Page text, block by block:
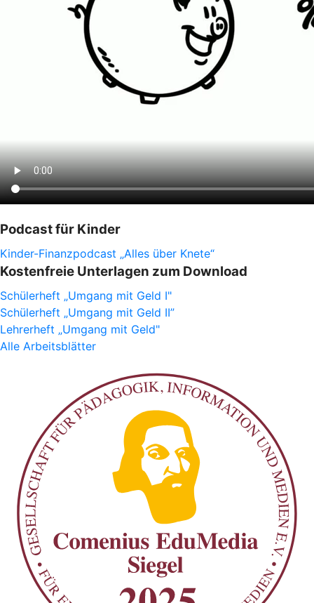
Podcast für Kinder
Kinder-Finanzpodcast „Alles über Knete“
Kostenfreie Unterlagen zum Download
Schülerheft „Umgang mit Geld I"
Schülerheft „Umgang mit Geld II”
Lehrerheft „Umgang mit Geld"
Alle Arbeitsblätter